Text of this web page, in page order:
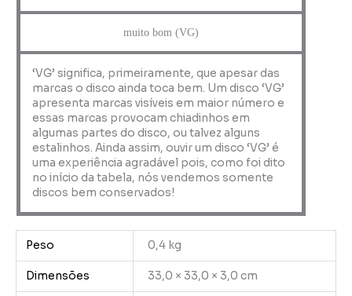
muito bom (VG)
‘VG’ significa, primeiramente, que apesar das
marcas o disco ainda toca bem. Um disco ‘VG’
apresenta marcas visíveis em maior número e
essas marcas provocam chiadinhos em
algumas partes do disco, ou talvez alguns
estalinhos. Ainda assim, ouvir um disco ‘VG’ é
uma experiência agradável pois, como foi dito
no início da tabela, nós vendemos somente
discos bem conservados!
Peso 0,4 kg
Dimensões 33,0 × 33,0 × 3,0 cm